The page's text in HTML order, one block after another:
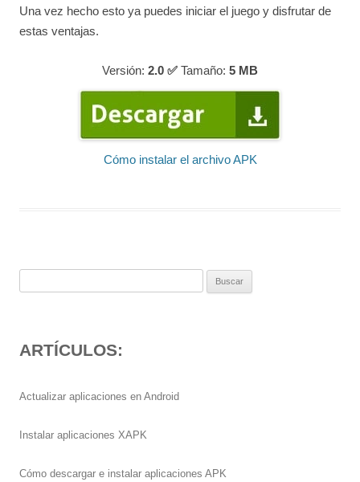
Una vez hecho esto ya puedes iniciar el juego y disfrutar de
estas ventajas.
Versión: 2.0 ✅ Tamaño: 5 MB
Cómo instalar el archivo APK
ARTÍCULOS:
Actualizar aplicaciones en Android
Instalar aplicaciones XAPK
Cómo descargar e instalar aplicaciones APK